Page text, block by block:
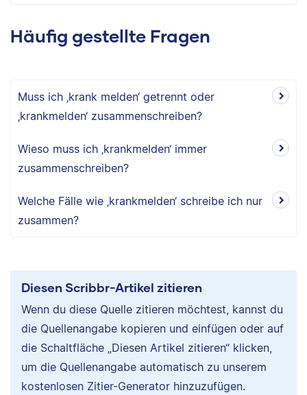
Häufig gestellte Fragen
Muss ich ‚krank melden‘ getrennt oder
‚krankmelden‘ zusammenschreiben?
Wieso muss ich ‚krankmelden‘ immer
zusammenschreiben?
Welche Fälle wie ‚krankmelden‘ schreibe ich nur
zusammen?
Diesen Scribbr-Artikel zitieren
Wenn du diese Quelle zitieren möchtest, kannst du
die Quellenangabe kopieren und einfügen oder auf
die Schaltfläche „Diesen Artikel zitieren“ klicken,
um die Quellenangabe automatisch zu unserem
kostenlosen Zitier-Generator hinzuzufügen.